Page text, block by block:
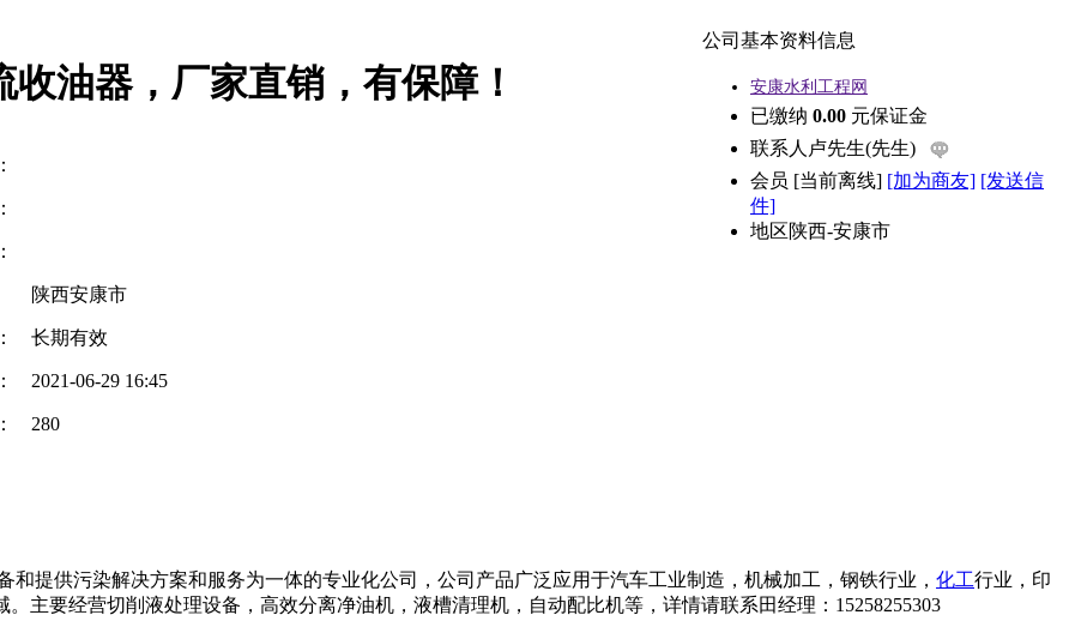
油器，厂家直销，有保障！
陕西安康市
长期有效
2021-06-29 16:45
280
公司基本资料信息
安康水利工程网
已缴纳 0.00 元保证金
联系人 卢先生(先生)
会员 [当前离线] [加为商友] [发送信
件]
地区陕西-安康市
提供污染解决方案和服务为一体的专业化公司，公司产品广泛应用于汽车工业制造，机械加工，钢铁行业， 化工行业，印
主要经营切削液处理设备，高效分离净油机，液槽清理机，自动配比机等，详情请联系田经理：15258255303